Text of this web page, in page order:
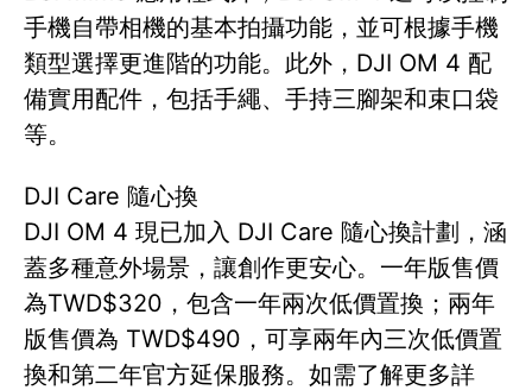
手機自帶相機的基本拍攝功能，並可根據手機
類型選擇更進階的功能。此外，DJI OM 4 配
備實用配件，包括手繩、手持三腳架和束口袋
等。
DJI Care 隨心換
DJI OM 4 現已加入 DJI Care 隨心換計劃，涵
蓋多種意外場景，讓創作更安心。一年版售價
為TWD$320，包含一年兩次低價置換；兩年
版售價為 TWD$490，可享兩年內三次低價置
換和第二年官方延保服務。如需了解更多詳